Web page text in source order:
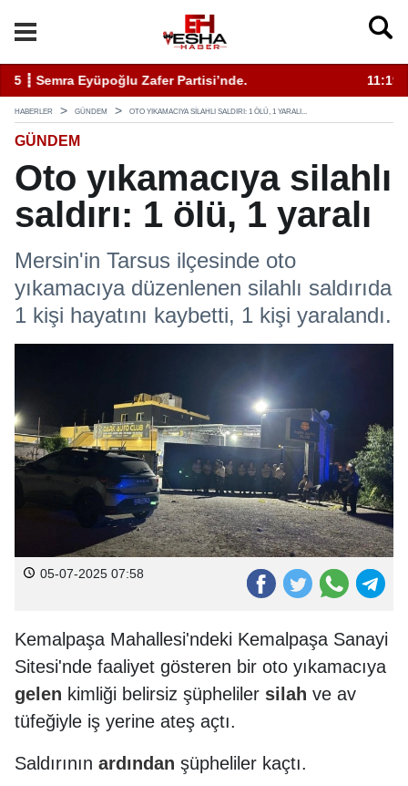
11:19 ┋ ÇEVSADER Eskişehir İl Başkanı Sinem Eltin'den
HABERLER GÜNDEM OTO YIKAMACIYA SILAHLI SALDIRI: 1 ÖLÜ, 1 YARALI...
GÜNDEM
Oto yıkamacıya silahlı
saldırı: 1 ölü, 1 yaralı
Mersin'in Tarsus ilçesinde oto
yıkamacıya düzenlenen silahlı saldırıda
1 kişi hayatını kaybetti, 1 kişi yaralandı.
05-07-2025 07:58
Kemalpaşa Mahallesi'ndeki Kemalpaşa Sanayi
Sitesi'nde faaliyet gösteren bir oto yıkamacıya
gelen kimliği belirsiz şüpheliler silah ve av
tüfeğiyle iş yerine ateş açtı.
Saldırının ardından şüpheliler kaçtı.